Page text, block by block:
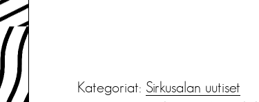
Kategoriat: Sirkusalan uutiset